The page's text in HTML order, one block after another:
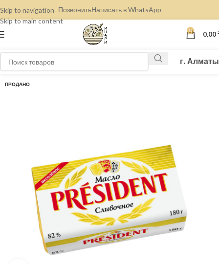
Skip to navigation
Skip to main content
ПозвонитьНаписать в WhatsApp
0 0,00
г. Алматы
ПРОДАНО